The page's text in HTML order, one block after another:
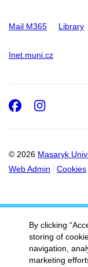
Mail M365 Library
Inet.muni.cz
© 2026 Masaryk
Web Admin
Cookies
Facebook
By clicking
storing of
navigation,
marketing